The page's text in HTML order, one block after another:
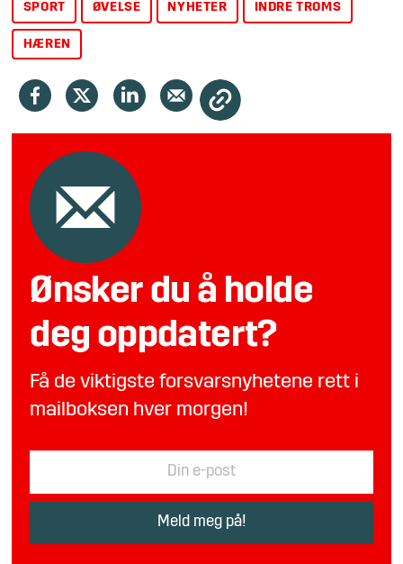
SPORT ØVELSE NYHETER INDRE TROMS
HÆREN
Ønsker du å holde
deg oppdatert?
Få de viktigste forsvarsnyhetene rett i
mailboksen hver morgen!